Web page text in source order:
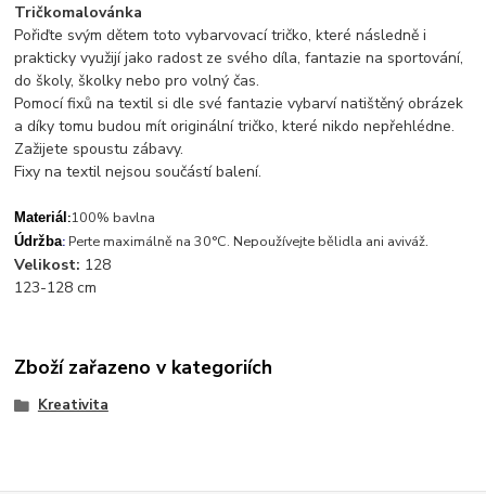
Tričkomalovánka
Pořiďte svým dětem toto vybarvovací tričko, které následně i
prakticky využijí jako radost ze svého díla, fantazie na sportování,
do školy, školky nebo pro volný čas.
Pomocí fixů na textil si dle své fantazie vybarví natištěný obrázek
a díky tomu budou mít originální tričko, které nikdo nepřehlédne.
Zažijete spoustu zábavy.
Fixy na textil nejsou součástí balení.
Materiál :100% bavlna
Údržba: Perte maximálně na 30°C. Nepoužívejte bělidla ani aviváž.
Velikost: 128
123-128 cm
Zboží zařazeno v kategoriích
Kreativita